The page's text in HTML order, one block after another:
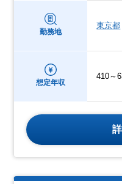
勤務地
東京都
想定年収
410～